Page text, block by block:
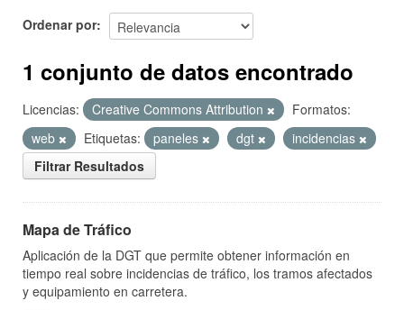
Ordenar por
1 conjunto de datos encontrado
Licencias: Creative Commons Attribution
Formatos:
web
Etiquetas: paneles dgt
incidencias
Filtrar Resultados
Mapa de Tráfico
Aplicación de la DGT que permite obtener información en
tiempo real sobre incidencias de tráfico, los tramos afectados
y equipamiento en carretera.